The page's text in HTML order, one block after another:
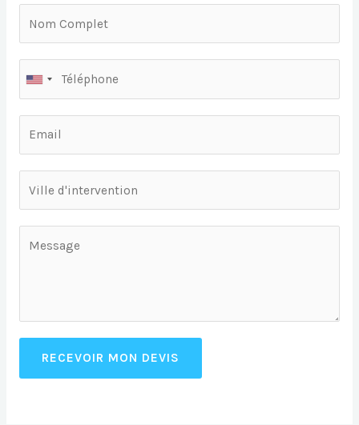
RECEVOIR MON DEVIS